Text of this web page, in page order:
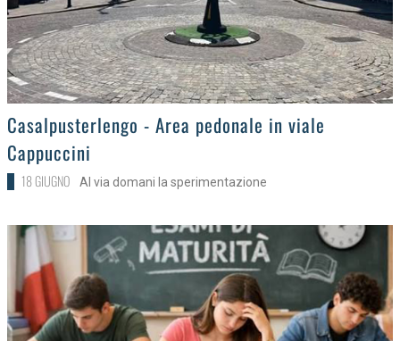
>
Casalpusterlengo - Area pedonale in viale
Cappuccini
18 GIUGNO Al via domani la sperimentazione